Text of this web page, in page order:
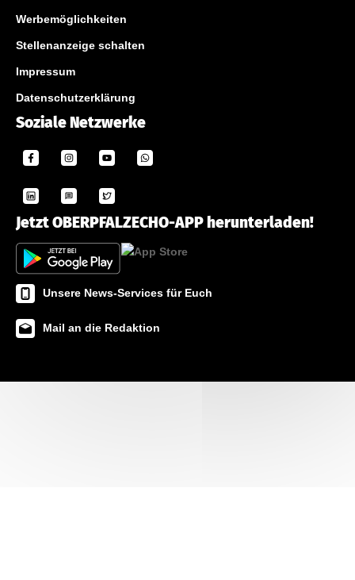
Werbemöglichkeiten
Stellenanzeige schalten
Impressum
Datenschutzerklärung
Soziale Netzwerke
Jetzt OBERPFALZECHO-APP herunterladen!
Unsere News-Services für Euch
Mail an die Redaktion